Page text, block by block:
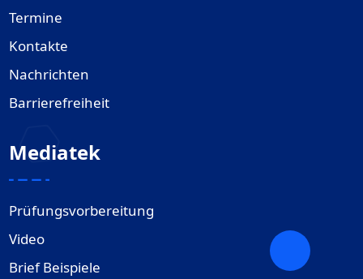
Termine
Kontakte
Nachrichten
Barrierefreiheit
Mediatek
Prüfungsvorbereitung
Video
Brief Beispiele